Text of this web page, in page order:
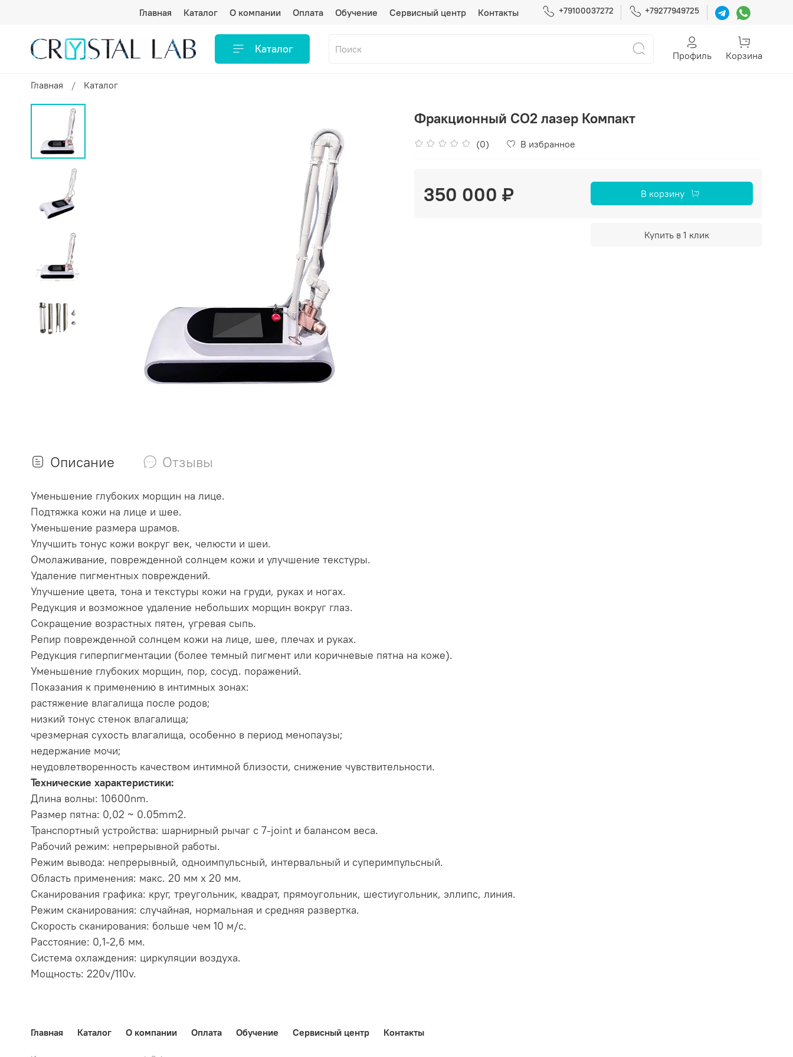
Главная Каталог О компании Оплата Обучение Сервисный центр Контакты +79100037272 +79277949725
Каталог Профиль Корзина
Главная Каталог
Фракционный CO2 лазер Компакт
(0) В избранное
350 000 ₽ В корзину
Купить в 1 клик
Описание Отзывы
Уменьшение глубоких морщин на лице.
Подтяжка кожи на лице и шее.
Уменьшение размера шрамов.
Улучшить тонус кожи вокруг век, челюсти и шеи.
Омолаживание, поврежденной солнцем кожи и улучшение текстуры.
Удаление пигментных повреждений.
Улучшение цвета, тона и текстуры кожи на груди, руках и ногах.
Редукция и возможное удаление небольших морщин вокруг глаз.
Сокращение возрастных пятен, угревая сыпь.
Репир поврежденной солнцем кожи на лице, шее, плечах и руках.
Редукция гиперпигментации (более темный пигмент или коричневые пятна на коже).
Уменьшение глубоких морщин, пор, сосуд. поражений.
Показания к применению в интимных зонах:
растяжение влагалища после родов;
низкий тонус стенок влагалища;
чрезмерная сухость влагалища, особенно в период менопаузы;
недержание мочи;
неудовлетворенность качеством интимной близости, снижение чувствительности.
Технические характеристики:
Длина волны: 10600nm.
Размер пятна: 0,02 ~ 0.05mm2.
Транспортный устройства: шарнирный рычаг с 7-joint и балансом веса.
Рабочий режим: непрерывной работы.
Режим вывода: непрерывный, одноимпульсный, интервальный и суперимпульсный.
Область применения: макс. 20 мм x 20 мм.
Сканирования графика: круг, треугольник, квадрат, прямоугольник, шестиугольник, эллипс, линия.
Режим сканирования: случайная, нормальная и средняя развертка.
Скорость сканирования: больше чем 10 м/с.
Расстояние: 0,1-2,6 мм.
Система охлаждения: циркуляции воздуха.
Мощность: 220v/110v.
Главная Каталог О компании Оплата Обучение Сервисный центр Контакты